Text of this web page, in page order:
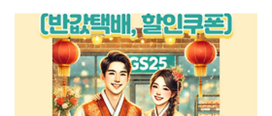
산으로 가는 경부고속도로 휴게소의 대표 음식은 다음과 같습니다. 기흥 휴게
소 - 향천우동안성 휴게소 - 곤지암소머리국밥망향 휴게소 - 명품닭개장천안
휴게소 - 김치철판볶음밥옥산 휴게소 - 순두부청국장죽암 휴게소 - 왕갈비탕
옥천 휴게소 - 삼겹살정식황간 휴게소 - 올갱이국밥추풍령 휴게소 - 지례흑돼
지 고추장석쇠불고기김천 휴게소 - 수제..